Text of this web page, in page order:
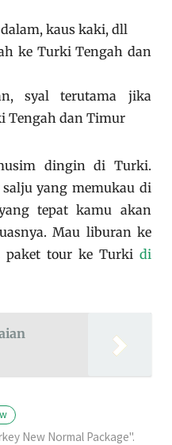
kaus kaki, dll
ke Turki Tengah dan
syal terutama jika
Tengah dan Timur
dingin di Turki.
yang memukau di
tepat kamu akan
Mau liburan ke
tour ke Turki di
New Normal Package".